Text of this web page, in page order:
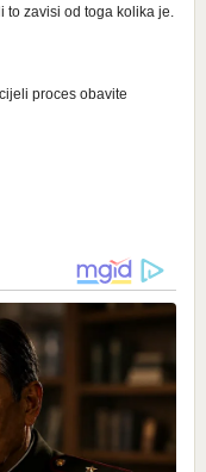
to zavisi od toga kolika je.
proces obavite